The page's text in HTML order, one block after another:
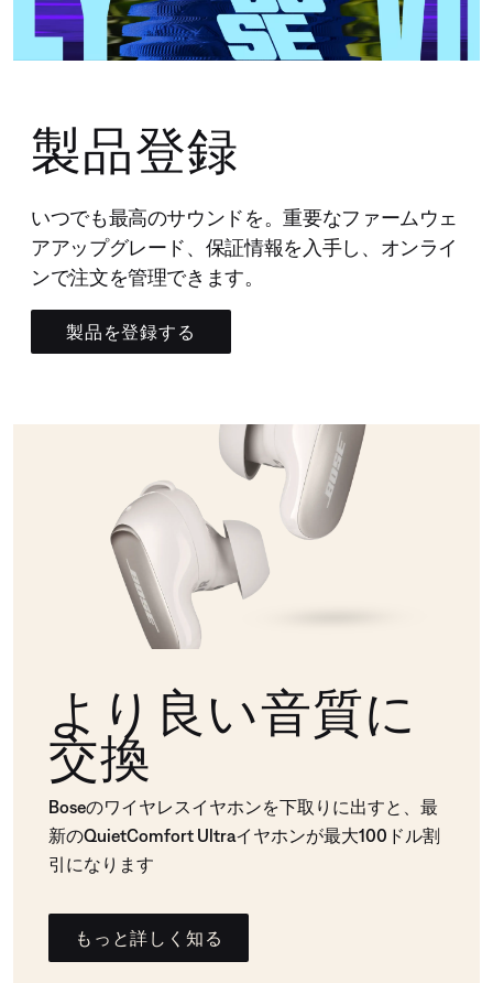
製品登録
いつでも最高のサウンドを。重要なファームウェ
アアップグレード、保証情報を入手し、オンライ
ンで注文を管理できます。
製品を登録する
より良い音質に
交換
Boseのワイヤレスイヤホンを下取りに出すと、最
新のQuietComfort Ultraイヤホンが最大100ドル割
引になります
もっと詳しく知る